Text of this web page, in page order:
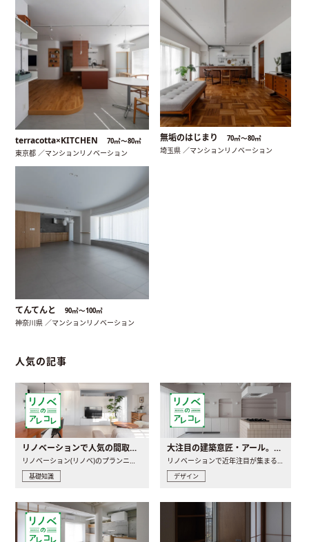
terracotta×KITCHEN 70㎡〜80㎡
東京都 ／マンションリノベーション
無垢のはじまり 70㎡〜80㎡
埼玉県 ／マンションリノベーション
てんてんと 90㎡〜100㎡
神奈川県 ／マンションリノベーション
人気の記事
リノベーションで人気の間取りとは？トレンドの間取りと実例を徹底解説
リノベーション(リノベ)のプランニングで一番最初に決めるのは..
基礎知識
大注目の建築意匠・アール。人気の理由と空間に取り入れるポイント
リノベーションで近年注目が集まる建築意匠の一つであるアール..
デザイン